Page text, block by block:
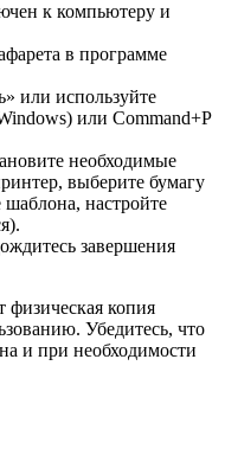
к компьютеру и
в программе
или используйте
или Command+P
необходимые
выберите бумагу
шаблона, настройте
завершения
физическая копия
Убедитесь, что
и при необходимости